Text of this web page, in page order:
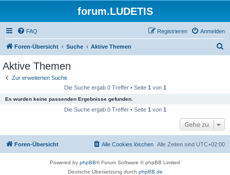
forum.LUDETIS
FAQ Anmelden
Registrieren
Foren-Übersicht Suche Aktive Themen
Aktive Themen
Zur erweiterten Suche
Die Suche ergab 0 Treffer • Seite 1 von 1
Es wurden keine passenden Ergebnisse gefunden.
Die Suche ergab 0 Treffer • Seite 1 von 1
Gehe zu
Foren-Übersicht Alle Zeiten sind UTC+02:00
Alle Cookies löschen
Powered by phpBB® Forum Software © phpBB Limited
Deutsche Übersetzung durch phpBB.de